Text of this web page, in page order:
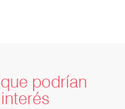
que podrían